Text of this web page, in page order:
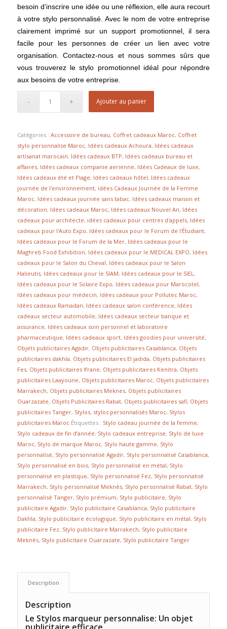
besoin d’inscrire une idée ou une réflexion, elle aura recourt
à votre stylo personnalisé. Avec le nom de votre entreprise
clairement imprimé sur un support promotionnel, il sera
facile pour les personnes de créer un lien avec votre
organisation. Contactez-nous et nous sommes sûrs que
vous trouverez le stylo promotionnel idéal pour répondre
aux besoins de votre entreprise.
Ajouter au panier
Catégories : Accessoire de bureau, Coffret cadeaux Maroc, Coffret
stylo personnalise Maroc, Idées cadeaux Achoura, Idées cadeaux
artisanat marocain, Idées cadeaux BTP, Idées cadeaux bureau et
affaires, Idées cadeaux companie aerienne, Idées Cadeaux de luxe,
Idées cadeaux été et Plage, Idées cadeaux hôtel, Idées cadeaux
journée de l'environnement, idées Cadeaux Journée de la Femme
Maroc, Idées cadeaux journée sans tabac, Idées cadeaux maison et
décoration, Idées cadeaux Maroc, Idées cadeaux Nouvel An, Idées
cadeaux pour architecte, idées cadeaux pour centres d'appels, Idées
cadeaux pour l'Auto Expo, Idées cadeaux pour le Forum de l'Étudiant,
Idées cadeaux pour le Forum de la Mer, Idées cadeaux pour le
Maghreb Food Exhibition, Idées cadeaux pour le MEDICAL EXPO, Idées
cadeaux pour le Salon du Cheval, Idées cadeaux pour le Salon
Halieutis, Idées cadeaux pour le SIAM, Idées cadeaux pour le SIEL ,
Idées cadeaux pour le Solaire Expo, Idées cadeaux pour Marocotel,
Idées cadeaux pour médecin, Idées cadeaux pour Pollutec Maroc,
Idées cadeaux Ramadan, Idées cadeaux salon conférence, Idées
cadeaux secteur automobile, Idées cadeaux secteur banque et
assurance, Idées cadeaux soin personnel et laboratoire
pharmaceutique, Idées cadeaux sport, Idées goodies pour université,
Objets publicitaires Agadir, Objets publicitaires Casablanca, Objets
publicitaires dakhla, Objets publicitaires El jadida, Objets publicitaires
Fes, Objets publicitaires Ifrane, Objets publicitaires Kenitra, Objets
publicitaires Laayoune, Objets publicitaires Maroc, Objets publicitaires
Marrakech, Objets publicitaires Meknes, Objets publicitaires
Ouarzazate, Objets Publicitaires Rabat, Objets publicitaires safi, Objets
publicitaires Tanger, Stylos, stylos personnalisés Maroc, Stylos
publicitaires Maroc Étiquettes : Stylo cadeau journée de la femme,
Stylo cadeaux de fin d’année, Stylo cadeaux entreprise, Stylo de luxe
Maroc, Stylo de marque Maroc, Stylo haute gamme, Stylo
personnalisé, Stylo personnalisé Agadir, Stylo personnalisé Casablanca,
Stylo personnalisé en bois, Stylo personnalisé en métal, Stylo
personnalisé en plastique, Stylo personnalisé Fez, Stylo personnalisé
Marrakech, Stylo personnalisé Meknès, Stylo personnalisé Rabat, Stylo
personnalisé Tanger, Stylo prémium, Stylo publicitaire, Stylo
publicitaire Agadir, Stylo publicitaire Casablanca, Stylo publicitaire
Dakhla, Stylo publicitaire écologique, Stylo publicitaire en métal, Stylo
publicitaire Fez, Stylo publicitaire Marrakech, Stylo publicitaire
Meknès, Stylo publicitaire Ouarzazate, Stylo publicitaire Tanger
Description
Description
Le Stylos marqueur personnalise: Un objet